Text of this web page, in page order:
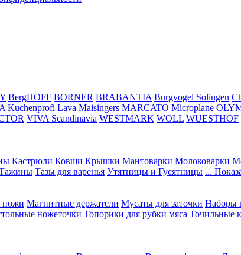
BergHOFF BORNER BRABANTIA Burgvogel Solingen
Kuchenprofi Lava Maisingers MARCATO Microplane
VIVA Scandinavia WESTMARK WOLL WUESTHOF
Кастрюли Ковши Крышки Мантоварки Молоковарки
Тазы для варенья Утятницы и Гусятницы ...
ножи Магнитные держатели Мусаты для заточки Наборы
ножеточки Топорики для рубки мяса Точильные